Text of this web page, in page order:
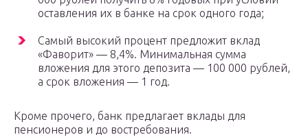
оставления их в банке на срок одного года;
Самый высокий процент предложит вклад
«Фаворит» — 8,4%. Минимальная сумма
вложения для этого депозита — 100 000 рублей,
а срок вложения — 1 год.
Кроме прочего, банк предлагает вклады для
пенсионеров и до востребования.